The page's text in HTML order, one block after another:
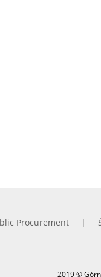
Procurement
2019 ©